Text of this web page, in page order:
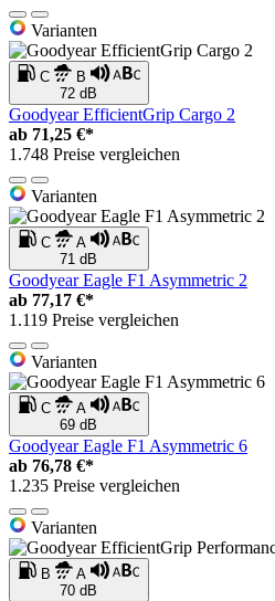
Varianten
C
B
72 dB
Goodyear EfficientGrip Cargo 2
ab 71,25 €*
1.748 Preise vergleichen
Varianten
C
A
71 dB
Goodyear Eagle F1 Asymmetric 2
ab 77,17 €*
1.119 Preise vergleichen
Varianten
C
A
69 dB
Goodyear Eagle F1 Asymmetric 6
ab 76,78 €*
1.235 Preise vergleichen
Varianten
B
A
70 dB